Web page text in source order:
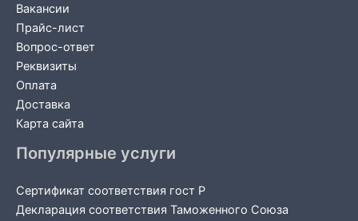
Вакансии
Прайс-лист
Вопрос-ответ
Реквизиты
Оплата
Доставка
Карта сайта
Популярные услуги
Сертификат соответствия гост Р
Декларация соответствия Таможенного Союза